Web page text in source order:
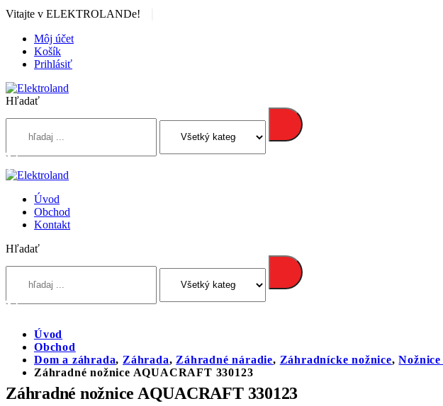
Vitajte v ELEKTROLANDe!
Môj účet
Košík
Prihlásiť
Hľadať
Úvod
Obchod
Kontakt
Hľadať
Úvod
Obchod
Dom a záhrada, Záhrada, Záhradné náradie, Záhradnícke nožnice,
Záhradné nožnice AQUACRAFT 330123
Záhradné nožnice AQUACRAFT 330123